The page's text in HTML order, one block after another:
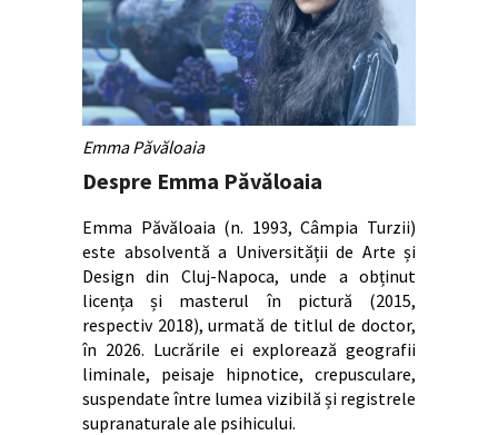
Emma Păvăloaia
Despre Emma Păvăloaia
Emma Păvăloaia (n. 1993, Câmpia Turzii)
este absolventă a Universității de Arte și
Design din Cluj-Napoca, unde a obținut
licența și masterul în pictură (2015,
respectiv 2018), urmată de titlul de doctor,
în 2026. Lucrările ei explorează geografii
liminale, peisaje hipnotice, crepusculare,
suspendate între lumea vizibilă și registrele
supranaturale ale psihicului.